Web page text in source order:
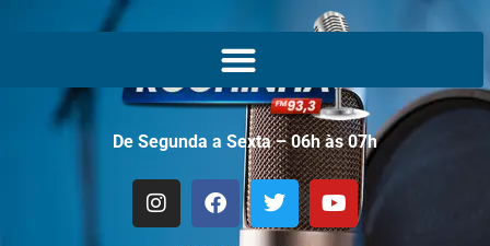
De Segunda a Sexta – 06h às 07h